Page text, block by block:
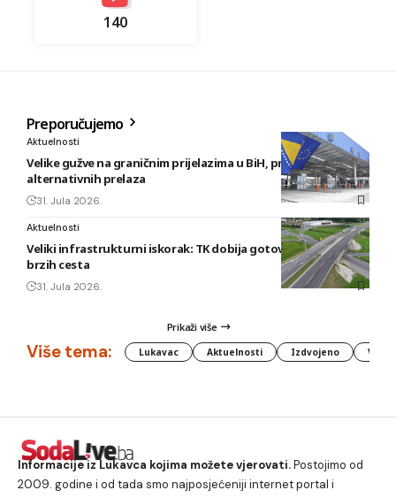
140
Preporučujemo
Aktuelnosti
Velike gužve na graničnim prijelazima u BiH, preporuka
alternativnih prelaza
31. Jula 2026.
Aktuelnosti
Veliki infrastrukturni iskorak: TK dobija gotovo 80 kilometara
brzih cesta
31. Jula 2026.
Prikaži više
Više tema: Lukavac Aktuelnosti Izdvojeno
Informacije iz Lukavca kojima možete vjerovati.Postojimo od
2009. godine i od tada smo najposjećeniji internet portal i